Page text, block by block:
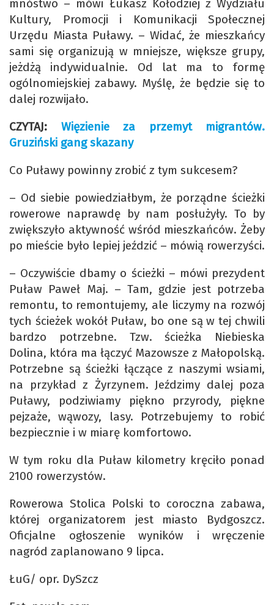
mnóstwo – mówi Łukasz Kołodziej z Wydziału
Kultury, Promocji i Komunikacji Społecznej
Urzędu Miasta Puławy. – Widać, że mieszkańcy
sami się organizują w mniejsze, większe grupy,
jeżdżą indywidualnie. Od lat ma to formę
ogólnomiejskiej zabawy. Myślę, że będzie się to
dalej rozwijało.
CZYTAJ: Więzienie za przemyt migrantów.
Gruziński gang skazany
Co Puławy powinny zrobić z tym sukcesem?
– Od siebie powiedziałbym, że porządne ścieżki
rowerowe naprawdę by nam posłużyły. To by
zwiększyło aktywność wśród mieszkańców. Żeby
po mieście było lepiej jeździć – mówią rowerzyści.
– Oczywiście dbamy o ścieżki – mówi prezydent
Puław Paweł Maj. – Tam, gdzie jest potrzeba
remontu, to remontujemy, ale liczymy na rozwój
tych ścieżek wokół Puław, bo one są w tej chwili
bardzo potrzebne. Tzw. ścieżka Niebieska
Dolina, która ma łączyć Mazowsze z Małopolską.
Potrzebne są ścieżki łączące z naszymi wsiami,
na przykład z Żyrzynem. Jeździmy dalej poza
Puławy, podziwiamy piękno przyrody, piękne
pejzaże, wąwozy, lasy. Potrzebujemy to robić
bezpiecznie i w miarę komfortowo.
W tym roku dla Puław kilometry kręciło ponad
2100 rowerzystów.
Rowerowa Stolica Polski to coroczna zabawa,
której organizatorem jest miasto Bydgoszcz.
Oficjalne ogłoszenie wyników i wręczenie
nagród zaplanowano 9 lipca.
ŁuG/ opr. DySzcz